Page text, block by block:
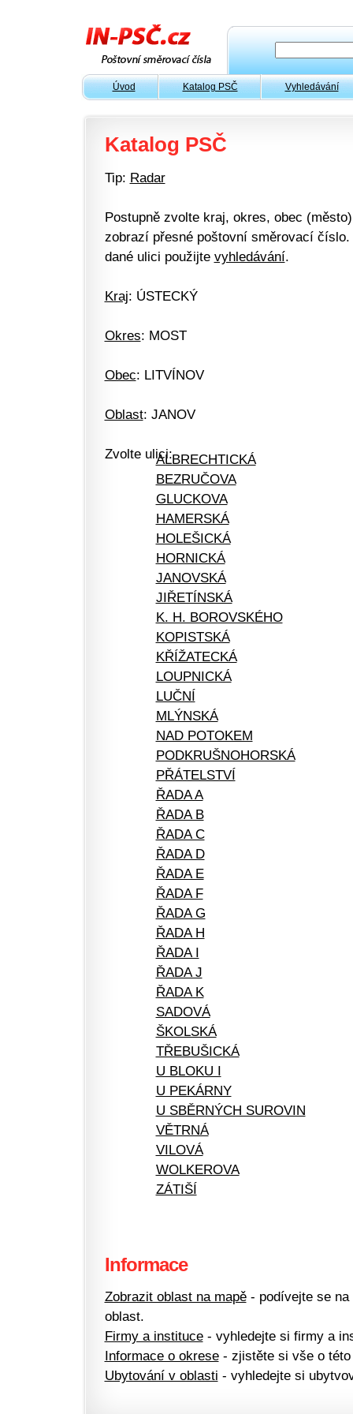
Úvod Katalog PSČ Vyhledávání
Katalog PSČ
Tip: Radar
Postupně zvolte kraj, okres, obec
zobrazí přesné poštovní směrovací
dané ulici použijte vyhledávání.
Kraj: ÚSTECKÝ
Okres: MOST
Obec: LITVÍNOV
Oblast: JANOV
Zvolte ulici:ALBRECHTICKÁ
BEZRUČOVA
GLUCKOVA
HAMERSKÁ
HOLEŠICKÁ
HORNICKÁ
JANOVSKÁ
JIŘETÍNSKÁ
K. H. BOROVSKÉHO
KOPISTSKÁ
KŘÍŽATECKÁ
LOUPNICKÁ
LUČNÍ
MLÝNSKÁ
NAD POTOKEM
PODKRUŠNOHORSKÁ
PŘÁTELSTVÍ
ŘADA A
ŘADA B
ŘADA C
ŘADA D
ŘADA E
ŘADA F
ŘADA G
ŘADA H
ŘADA I
ŘADA J
ŘADA K
SADOVÁ
ŠKOLSKÁ
TŘEBUŠICKÁ
U BLOKU I
U PEKÁRNY
U SBĚRNÝCH SUROVIN
VĚTRNÁ
VILOVÁ
WOLKEROVA
ZÁTIŠÍ
Informace
Zobrazit oblast na mapě- podívejte se na
oblast.
Firmy a instituce- vyhledejte si firmy a
Informace o okrese- zjistěte si vše o této
Ubytování v oblasti - vyhledejte si